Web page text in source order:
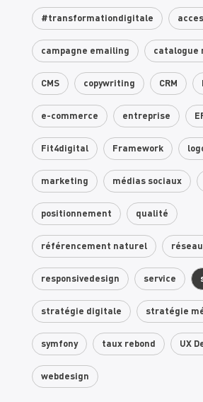
#transformationdigitale
campagne emailing catalogue
CMS copywriting CRM
e-commerce entreprise
Fit4digital Framework
marketing médias sociaux
positionnement qualité
référencement naturel
responsivedesign service
stratégie digitale stratégie
symfony taux rebond UX
webdesign